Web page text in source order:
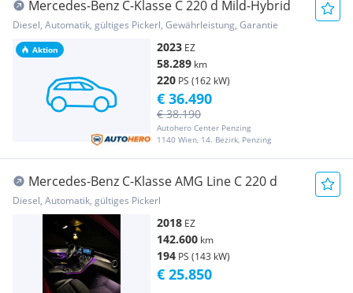
Aktion
Mercedes-Benz C-Klasse C 220 d Mild-Hybrid
Diesel, Automatik, gültiges Pickerl, Gewährleistung, Garantie
2023 EZ
58.289 km
220 PS (162 kW)
Autohero Center Penzing
1140 Wien, 14. Bezirk, Penzing
€ 38.190
€ 36.490
Mercedes-Benz C-Klasse AMG Line C 220 d
Diesel, Automatik, gültiges Pickerl
2018 EZ
142.600 km
194 PS (143 kW)
€ 25.850